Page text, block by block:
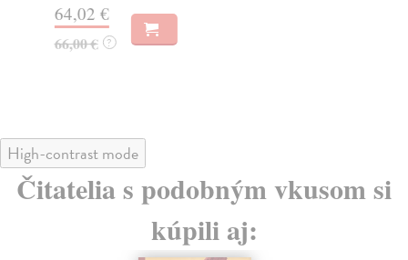
64,02 €
66,00 € ?
High-contrast mode
Čitatelia s podobným vkusom si
kúpili aj: